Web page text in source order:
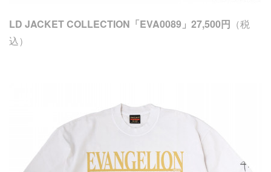
LD JACKET COLLECTION「EVA0089」27,500円 （税
込）